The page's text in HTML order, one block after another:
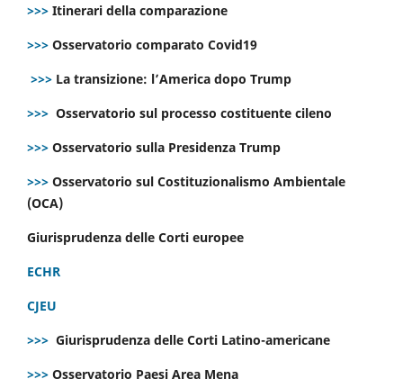
>>> Itinerari della comparazione
>>> Osservatorio comparato Covid19
>>> La transizione: l’America dopo Trump
>>> Osservatorio sul processo costituente cileno
>>> Osservatorio sulla Presidenza Trump
>>> Osservatorio sul Costituzionalismo Ambientale
(OCA)
Giurisprudenza delle Corti europee
ECHR
CJEU
>>> Giurisprudenza delle Corti Latino-americane
>>> Osservatorio Paesi Area Mena